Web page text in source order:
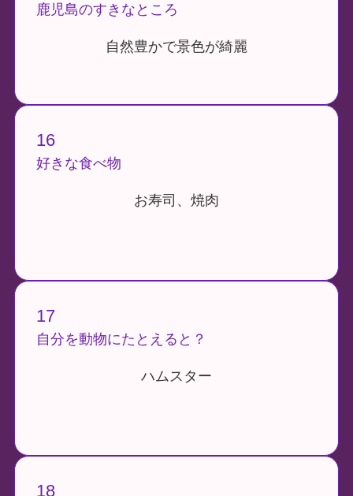
鹿児島のすきなところ
自然豊かで景色が綺麗
16
好きな食べ物
お寿司、焼肉
17
自分を動物にたとえると？
ハムスター
18